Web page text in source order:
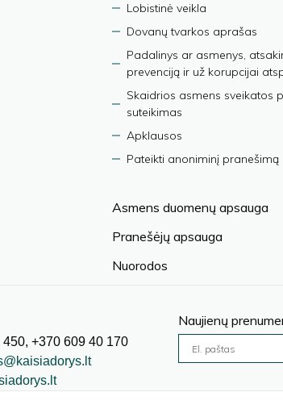
Lobistinė veikla
Dovanų tvarkos aprašas
Padalinys ar asmenys,
prevenciją ir už korupcijai
Skaidrios asmens sveikatos
suteikimas
Apklausos
Pateikti anoniminį pranešimą
Asmens duomenų apsauga
Pranešėjų apsauga
Nuorodos
+370 609 40 170
Naujienų